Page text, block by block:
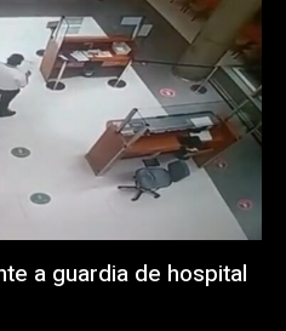
a guardia de hospital